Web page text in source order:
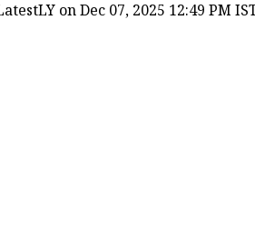
on Dec 07, 2025 12:49